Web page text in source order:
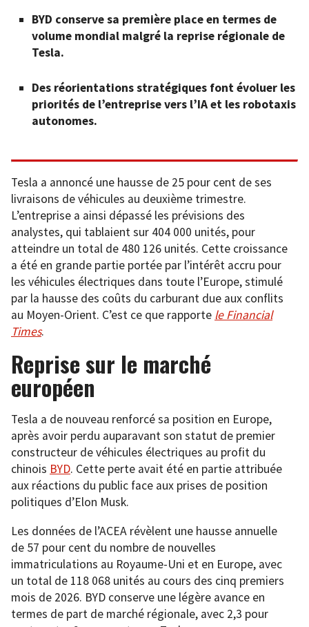
BYD conserve sa première place en termes de
volume mondial malgré la reprise régionale de
Tesla.
Des réorientations stratégiques font évoluer les
priorités de l’entreprise vers l’IA et les robotaxis
autonomes.
Tesla a annoncé une hausse de 25 pour cent de ses
livraisons de véhicules au deuxième trimestre.
L’entreprise a ainsi dépassé les prévisions des
analystes, qui tablaient sur 404 000 unités, pour
atteindre un total de 480 126 unités. Cette croissance
a été en grande partie portée par l’intérêt accru pour
les véhicules électriques dans toute l’Europe, stimulé
par la hausse des coûts du carburant due aux conflits
au Moyen-Orient. C’est ce que rapporte le Financial
Times.
Reprise sur le marché
européen
Tesla a de nouveau renforcé sa position en Europe,
après avoir perdu auparavant son statut de premier
constructeur de véhicules électriques au profit du
chinois BYD. Cette perte avait été en partie attribuée
aux réactions du public face aux prises de position
politiques d’Elon Musk.
Les données de l’ACEA révèlent une hausse annuelle
de 57 pour cent du nombre de nouvelles
immatriculations au Royaume-Uni et en Europe, avec
un total de 118 068 unités au cours des cinq premiers
mois de 2026. BYD conserve une légère avance en
termes de part de marché régionale, avec 2,3 pour